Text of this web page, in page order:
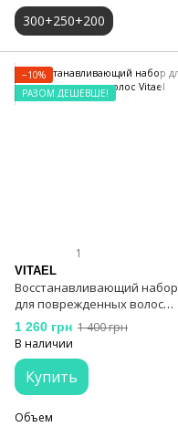
300+250+200
−10%
РАЗОМ ДЕШЕВШЕ!
1
VITAEL
Восстанавливающий набор
для поврежденных волос
Vitael
1 260 грн 1 400 грн
В наличии
Купить
Объем